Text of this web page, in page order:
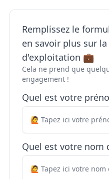
Remplissez le
en savoir plus sur
d'exploitation 💼
Cela ne prend que
engagement !
Quel est votre
Quel est votre nom